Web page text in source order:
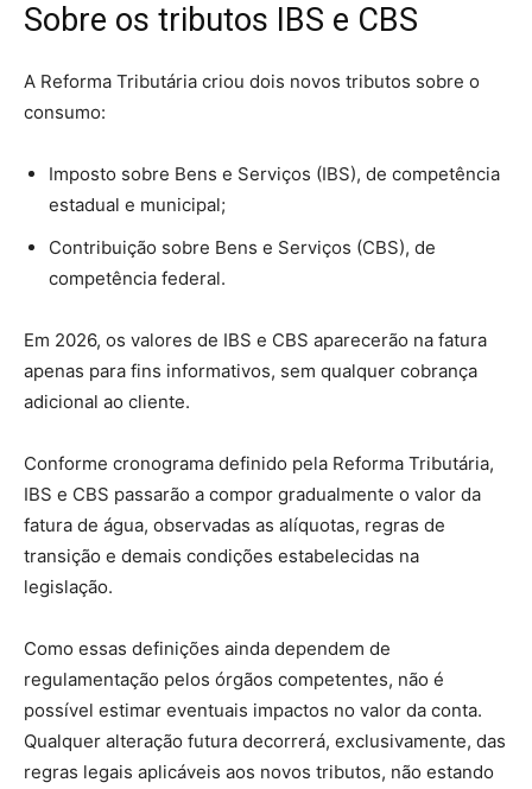
Sobre os tributos IBS e CBS
A Reforma Tributária criou dois novos tributos sobre o
consumo:
Imposto sobre Bens e Serviços (IBS), de competência
estadual e municipal;
Contribuição sobre Bens e Serviços (CBS), de
competência federal.
Em 2026, os valores de IBS e CBS aparecerão na fatura
apenas para fins informativos, sem qualquer cobrança
adicional ao cliente.
Conforme cronograma definido pela Reforma Tributária,
IBS e CBS passarão a compor gradualmente o valor da
fatura de água, observadas as alíquotas, regras de
transição e demais condições estabelecidas na
legislação.
Como essas definições ainda dependem de
regulamentação pelos órgãos competentes, não é
possível estimar eventuais impactos no valor da conta.
Qualquer alteração futura decorrerá, exclusivamente, das
regras legais aplicáveis aos novos tributos, não estando